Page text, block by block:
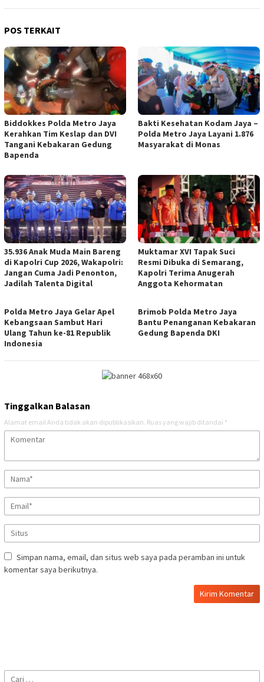
POS TERKAIT
Biddokkes Polda Metro Jaya
Kerahkan Tim Keslap dan DVI
Tangani Kebakaran Gedung
Bapenda
Bakti Kesehatan Kodam Jaya –
Polda Metro Jaya Layani 1.876
Masyarakat di Monas
35.936 Anak Muda Main Bareng
di Kapolri Cup 2026, Wakapolri:
Jangan Cuma Jadi Penonton,
Jadilah Talenta Digital
Muktamar XVI Tapak Suci
Resmi Dibuka di Semarang,
Kapolri Terima Anugerah
Anggota Kehormatan
Polda Metro Jaya Gelar Apel
Kebangsaan Sambut Hari
Ulang Tahun ke-81 Republik
Indonesia
Brimob Polda Metro Jaya
Bantu Penanganan Kebakaran
Gedung Bapenda DKI
Tinggalkan Balasan
Alamat email Anda tidak akan dipublikasikan. Ruas yang wajib ditandai *
Simpan nama, email, dan situs web saya pada peramban ini untuk
komentar saya berikutnya.
Cari